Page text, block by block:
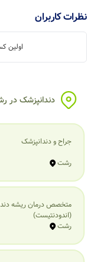
نظرات کاربران
اولین
دندانپزشک در
جراح و دندانپزشک
رشت
متخصص درمان ریشه
(اندودنتیست)
رشت